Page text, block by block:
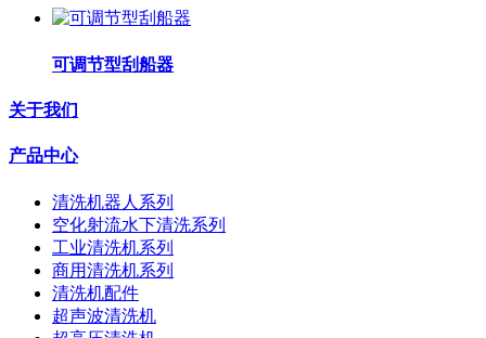
可调节型刮船器
关于我们
产品中心
清洗机器人系列
空化射流水下清洗系列
工业清洗机系列
商用清洗机系列
清洗机配件
超声波清洗机